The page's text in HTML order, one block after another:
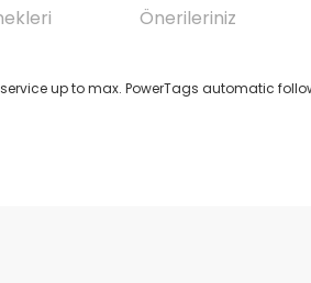
Önerileriniz
up to max. PowerTags automatic